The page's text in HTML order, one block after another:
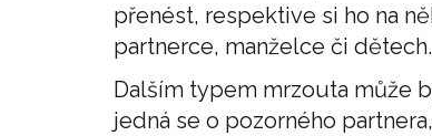
přenést, respektive si ho na
partnerce, manželce či
Dalším typem mrzouta může
jedná se o pozorného